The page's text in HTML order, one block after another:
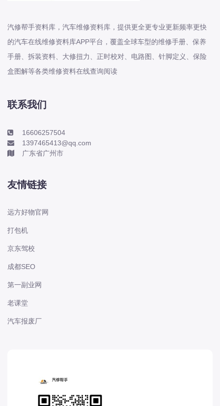
东风风光
东风风度
东风风神
东风风行
大众-一汽大众
大众-江淮大众
大众-进口大众
大通
道奇
丰田-一汽丰田
丰田-广汽丰田
丰田-广汽丰田
方程豹
福特
福特-江铃福特
汽修帮手资料库，汽车维修资料库，提供更全更专业更新频率更快
的汽车在线维修资料库APP平台，覆盖全球车型的维修手册、保养
手册、拆装资料、大修扭力、正时校对、电路图、针脚定义、保险
盒图解等各类维修资料在线查询阅读
联系我们
16606257504
1397465413@qq.com
广东省广州市
友情链接
远方好物官网
打包机
京东驾校
成都SEO
第一副业网
老课堂
汽车报废厂